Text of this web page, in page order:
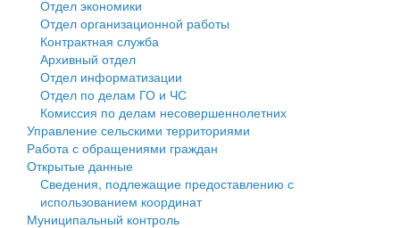
Образование
Здравоохранение
Социальная защита
Фотоальбом
Работа с обращениями граждан
Муниципальный контроль
Муниципальные услуги
Проекты административных регламентов
Антимонопольный комплаенс
Противодействие коррупции
Имущественная поддержка субъектов малого и
среднего предпринимательства
Информационная поддержка субъектов малого и
среднего предпринимательства
Муниципальные программы
Контрольно-счетная палата
Персональные данные
Отдел экономики
Отдел организационной работы
Контрактная служба
Архивный отдел
Отдел информатизации
Отдел по делам ГО и ЧС
Комиссия по делам несовершеннолетних
Управление сельскими территориями
Работа с обращениями граждан
Открытые данные
Сведения, подлежащие предоставлению с
использованием координат
Муниципальный контроль